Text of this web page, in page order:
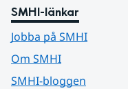
SMHI-länkar
Jobba på SMHI
Om SMHI
SMHI-bloggen